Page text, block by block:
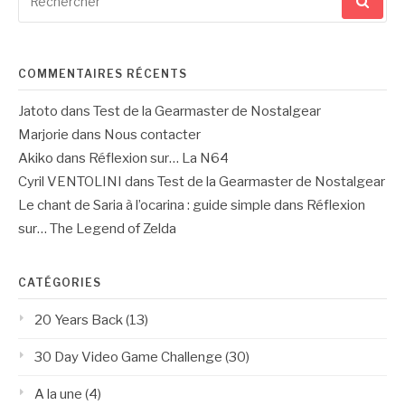
pour
COMMENTAIRES RÉCENTS
Jatoto dans Test de la Gearmaster de Nostalgear
Marjorie dans Nous contacter
Akiko dans Réflexion sur… La N64
Cyril VENTOLINI dans Test de la Gearmaster de Nostalgear
Le chant de Saria à l’ocarina : guide simple dans Réflexion
sur… The Legend of Zelda
CATÉGORIES
20 Years Back(13)
30 Day Video Game Challenge (30)
A la une (4)